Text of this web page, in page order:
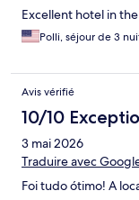
Excellent hotel in
Polli, séjour de 3
Avis vérifié
10/10
3 mai 2026
Traduire avec
Foi tudo ótimo! A